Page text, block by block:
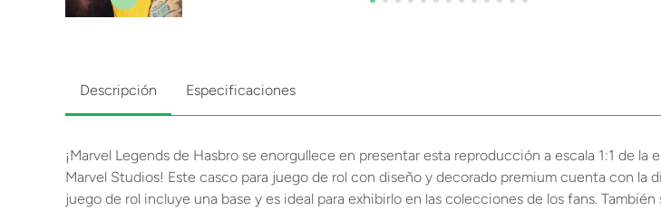
Descripción Especificaciones
¡Marvel Legends de Hasbro se enorgullece en presentar esta reproducción a escala 1:1 de
Marvel Studios! Este casco para juego de rol con diseño y decorado premium cuenta con la
juego de rol incluye una base y es ideal para exhibirlo en las colecciones de los fans.